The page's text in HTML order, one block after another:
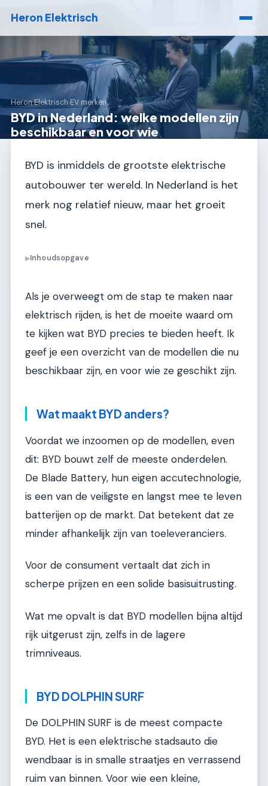
Heron Elektrisch
Heron Elektrisch›EV merken
BYD in Nederland: welke modellen zijn
beschikbaar en voor wie
BYD is inmiddels de grootste elektrische
autobouwer ter wereld. In Nederland is het
merk nog relatief nieuw, maar het groeit
snel.
▶Inhoudsopgave
Als je overweegt om de stap te maken naar
elektrisch rijden, is het de moeite waard om
te kijken wat BYD precies te bieden heeft. Ik
geef je een overzicht van de modellen die nu
beschikbaar zijn, en voor wie ze geschikt zijn.
Wat maakt BYD anders?
Voordat we inzoomen op de modellen, even
dit: BYD bouwt zelf de meeste onderdelen.
De Blade Battery, hun eigen accutechnologie,
is een van de veiligste en langst mee te leven
batterijen op de markt. Dat betekent dat ze
minder afhankelijk zijn van toeleveranciers.
Voor de consument vertaalt dat zich in
scherpe prijzen en een solide basisuitrusting.
Wat me opvalt is dat BYD modellen bijna altijd
rijk uitgerust zijn, zelfs in de lagere
trimniveaus.
BYD DOLPHIN SURF
De DOLPHIN SURF is de meest compacte
BYD. Het is een elektrische stadsauto die
wendbaar is in smalle straatjes en verrassend
ruim van binnen. Voor wie een kleine,